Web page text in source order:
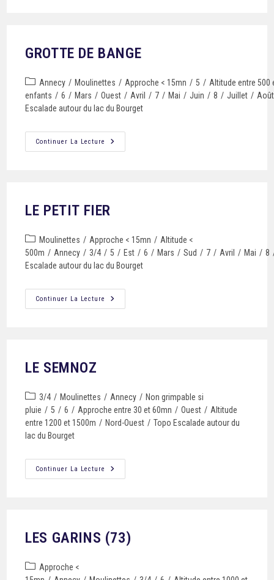
GROTTE DE BANGE
Annecy / Moulinettes / Approche < 15mn / 5 / Altitude entre 500
enfants / 6 / Mars / Ouest / Avril / 7 / Mai / Juin / 8 / Juillet / Août
Escalade autour du lac du Bourget
Continuer La Lecture
LE PETIT FIER
Moulinettes / Approche < 15mn / Altitude <
500m / Annecy / 3/4 / 5 / Est / 6 / Mars / Sud / 7 / Avril / Mai / 8
Escalade autour du lac du Bourget
Continuer La Lecture
LE SEMNOZ
3/4 / Moulinettes / Annecy / Non grimpable si
pluie / 5 / 6 / Approche entre 30 et 60mn / Ouest / Altitude
entre 1200 et 1500m / Nord-Ouest / Topo Escalade autour du
lac du Bourget
Continuer La Lecture
LES GARINS (73)
Approche <